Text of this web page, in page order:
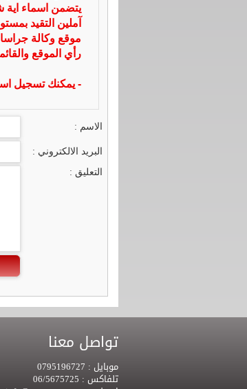
يتضمن اسماء اية
آملين التقيد
موقع وكالة جراسا
رأي الموقع
- يمكنك تسجيل
الاسم :
البريد الالكتروني :
التعليق :
تواصل معنا
موبايل :
تلفاكس :